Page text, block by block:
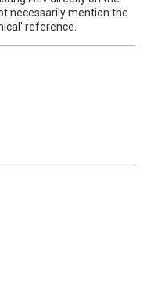
necessarily mention the
reference.